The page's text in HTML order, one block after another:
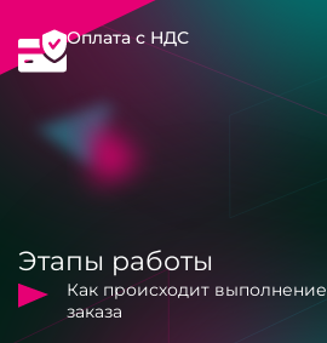
Оплата с НДС
Этапы работы
Как происходит выполнение
заказа